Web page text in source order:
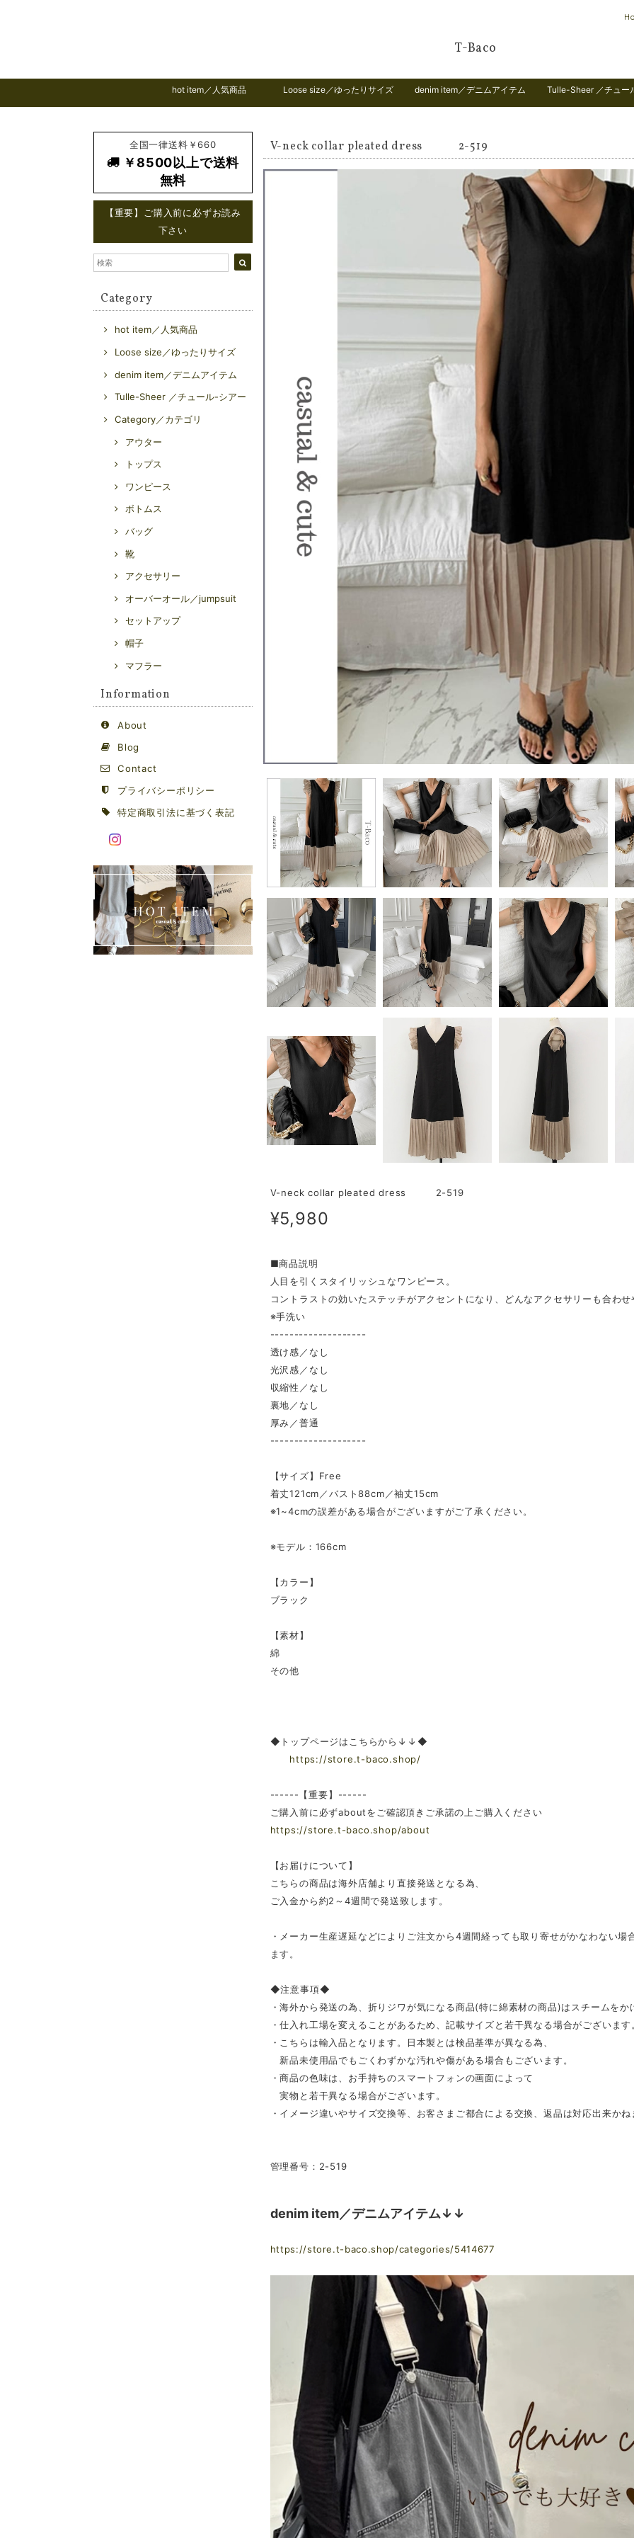
T-Baco
hot item／人気商品 Loose size／ゆったりサイズ denim item／デニムアイテム Tulle-Sheer ／チュー
全国一律送料￥660
￥8500以上で送料
無料
【重要】ご購入前に必ずお読み
下さい
Category
hot item／人気商品
Loose size／ゆったりサイズ
denim item／デニムアイテム
Tulle-Sheer ／チュール-シアー
Category／カテゴリ
アウター
トップス
ワンピース
ボトムス
バッグ
靴
アクセサリー
オーバーオール／jumpsuit
セットアップ
帽子
マフラー
Information
About
Blog
Contact
プライバシーポリシー
特定商取引法に基づく表記
V-neck collar pleated dress 2-519
V-neck collar pleated dress 2-519
¥5,980
■商品説明
人目を引くスタイリッシュなワンピース。
コントラストの効いたステッチがアクセントになり、どんなアクセサリーも合わせ
※手洗い
--------------------
透け感／なし
光沢感／なし
収縮性／なし
裏地／なし
厚み／普通
--------------------
【サイズ】Free
着丈121cm／バスト88cm／袖丈15cm
※1~4cmの誤差がある場合がございますがご了承ください。
※モデル：166cm
【カラー】
ブラック
【素材】
綿
その他
◆トップページはこちらから↓↓◆
https://store.t-baco.shop/
------【重要】------
ご購入前に必ずaboutをご確認頂きご承諾の上ご購入ください
https://store.t-baco.shop/about
【お届けについて】
こちらの商品は海外店舗より直接発送となる為、
ご入金から約2～4週間で発送致します。
・メーカー生産遅延などによりご注文から4週間経っても取り寄せがかなわない
ます。
◆注意事項◆
・海外から発送の為、折りジワが気になる商品(特に綿素材の商品)はスチームをか
・仕入れ工場を変えることがあるため、記載サイズと若干異なる場合がございます
・こちらは輸入品となります。日本製とは検品基準が異なる為、
新品未使用品でもごくわずかな汚れや傷がある場合もございます。
・商品の色味は、お手持ちのスマートフォンの画面によって
実物と若干異なる場合がございます。
・イメージ違いやサイズ交換等、お客さまご都合による交換、返品は対応出来かね
管理番号：2-519
denim item／デニムアイテム↓↓
https://store.t-baco.shop/categories/5414677